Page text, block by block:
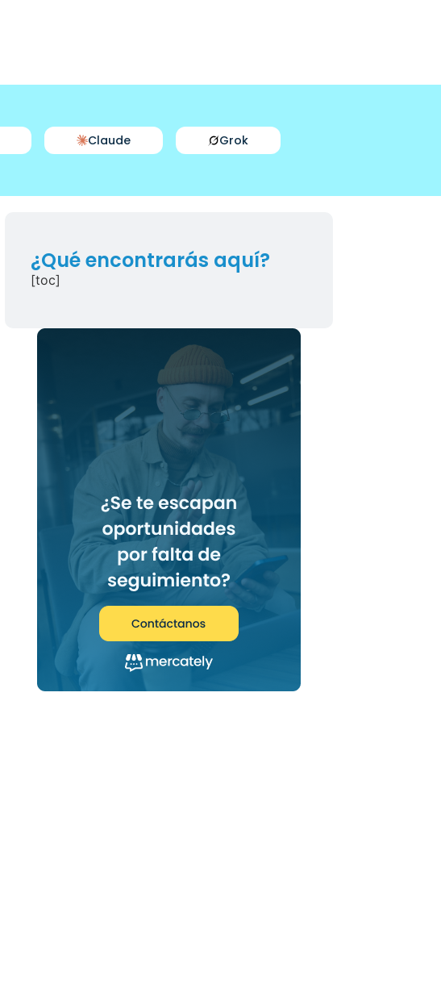
Claude Grok
¿Qué encontrarás aquí?
[toc]